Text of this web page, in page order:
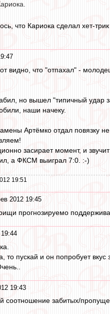
что Кариока сделал хет-
видно, что "отпахал" -
но вышел "типичный удар
наши начеку.
Артёмко отдал повязку
засирает момент, и звучит
а ФКСМ выиграл 7:0. :-)
19:51
2012 19:45
прогнозируемо
то пускай и он попробует вкус
19:43
соотношение забитых/